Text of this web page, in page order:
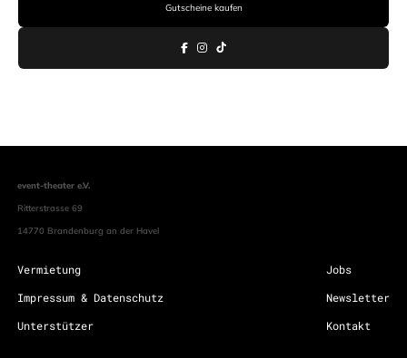
Gutscheine kaufen
event-theater e.V.
Ritterstrasse 69
14770 Brandenburg an der Havel
Vermietung
Impressum & Datenschutz
Unterstützer
Jobs
Newsletter
Kontakt